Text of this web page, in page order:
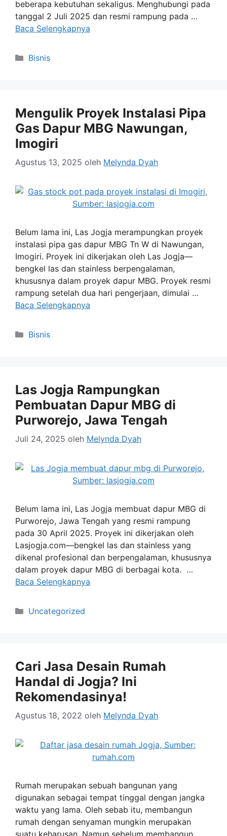
beberapa kebutuhan sekaligus. Menghubungi pada
tanggal 2 Juli 2025 dan resmi rampung pada …
Baca Selengkapnya
Kategori
Bisnis
Mengulik Proyek Instalasi Pipa
Gas Dapur MBG Nawungan,
Imogiri
Agustus 13, 2025 oleh Melynda Dyah
Belum lama ini, Las Jogja merampungkan proyek
instalasi pipa gas dapur MBG Tn W di Nawungan,
Imogiri. Proyek ini dikerjakan oleh Las Jogja—
bengkel las dan stainless berpengalaman,
khususnya dalam proyek dapur MBG. Proyek resmi
rampung setelah dua hari pengerjaan, dimulai …
Baca Selengkapnya
Kategori
Bisnis
Las Jogja Rampungkan
Pembuatan Dapur MBG di
Purworejo, Jawa Tengah
Juli 24, 2025 oleh Melynda Dyah
Belum lama ini, Las Jogja membuat dapur MBG di
Purworejo, Jawa Tengah yang resmi rampung
pada 30 April 2025. Proyek ini dikerjakan oleh
Lasjogja.com—bengkel las dan stainless yang
dikenal profesional dan berpengalaman, khususnya
dalam proyek dapur MBG di berbagai kota. …
Baca Selengkapnya
Kategori
Uncategorized
Cari Jasa Desain Rumah
Handal di Jogja? Ini
Rekomendasinya!
Agustus 18, 2022 oleh Melynda Dyah
Rumah merupakan sebuah bangunan yang
digunakan sebagai tempat tinggal dengan jangka
waktu yang lama. Oleh sebab itu, membangun
rumah dengan senyaman mungkin merupakan
suatu keharusan. Namun sebelum membangun